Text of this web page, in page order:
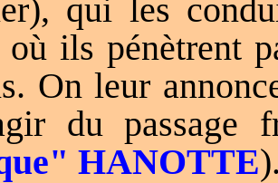
qui les
ils pénètrent
On leur
du passage
HANOTTE